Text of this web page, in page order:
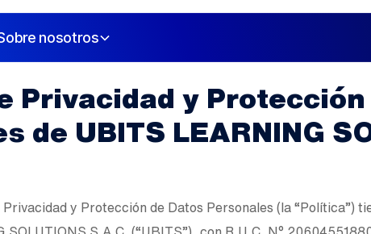
nosotros
Privacidad y Protección
de UBITS LEARNING
Privacidad y Protección de Datos Personales (la “Política”)